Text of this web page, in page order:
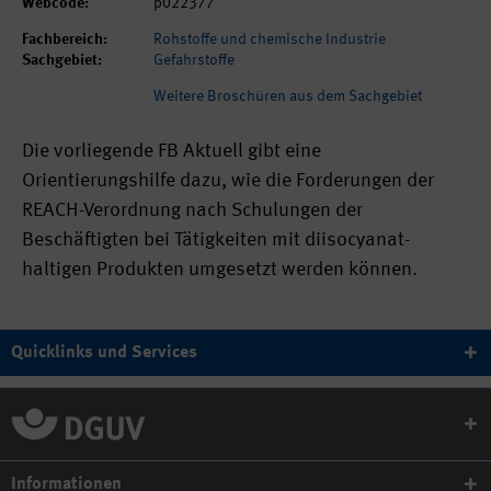
Webcode:
p022377
Fachbereich:
Rohstoffe und chemische Industrie
Sachgebiet:
Gefahrstoffe
Weitere Broschüren aus dem Sachgebiet
Die vorliegende FB Aktuell gibt eine
Orientierungshilfe dazu, wie die Forderungen der
REACH-Verordnung nach Schulungen der
Beschäftigten bei Tätigkeiten mit diisocyanat-
haltigen Produkten umgesetzt werden können.
Quicklinks und Services
Informationen